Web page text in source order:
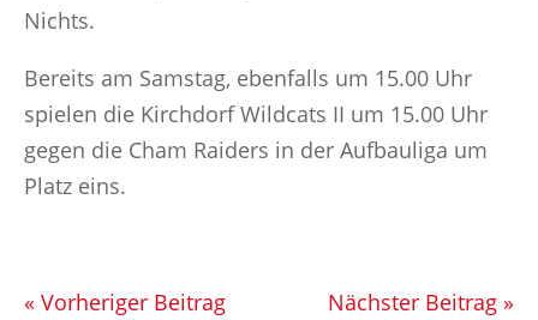
Nichts.
Bereits am Samstag, ebenfalls um 15.00 Uhr
spielen die Kirchdorf Wildcats II um 15.00 Uhr
gegen die Cham Raiders in der Aufbauliga um
Platz eins.
« Vorheriger Beitrag Nächster Beitrag »